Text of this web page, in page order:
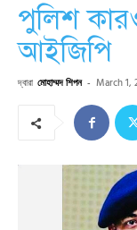
পুলিশ
আইজিপি
দ্বারা মোহাম্মদ শিপন - March 1,